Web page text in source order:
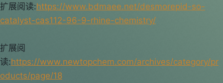
扩展阅读:https://www.bdmaee.net/desmorepid-so-
catalyst-cas112-96-9-rhine-chemistry/
扩展阅
读:https://www.newtopchem.com/archives/category/pr
oducts/page/18